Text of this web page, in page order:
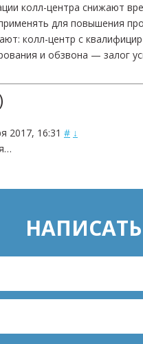
колл-центра снижают
для повышения
колл-центр с
и обзвона — залог
2017, 16:31 # ↓